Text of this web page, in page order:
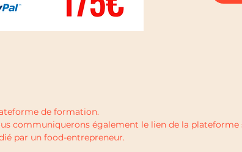
de formation.
communiquerons également le lien de la plateforme
par un food-entrepreneur.